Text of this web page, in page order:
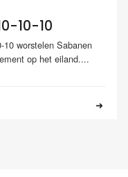
10-10
worstelen Sabanen
op het eiland....